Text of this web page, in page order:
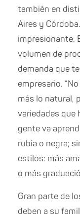
también en
Aires y
impresionante.
volumen de
demanda que
empresario.
más lo natural,
variedades que
gente va
rubia o negra;
estilos: más
o más
Gran parte de
deben a su